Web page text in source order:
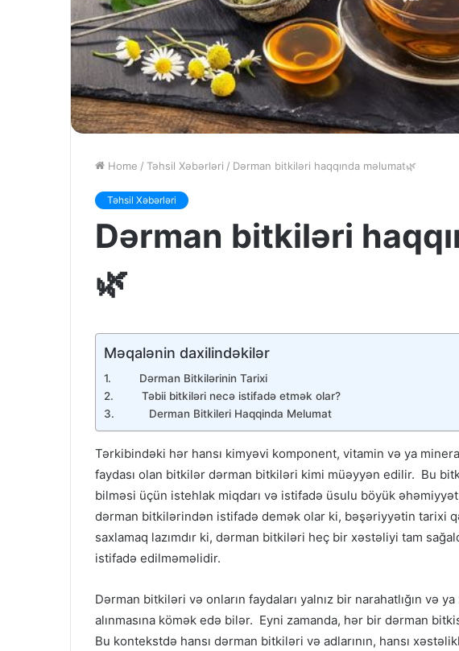
Home / Təhsil Xəbərləri / Dərman bitkiləri haqqında məlumat🌿
Təhsil Xəbərləri
Dərman bitkiləri
🌿
Məqalənin daxilindəkilər
Dərman Bitkilərinin Tarixi
Təbii bitkiləri necə istifadə etmək olar?
Derman Bitkileri Haqqinda Melumat
Tərkibindəki hər hansı kimyəvi komponent, vitamin və ya
faydası olan bitkilər dərman bitkiləri kimi müəyyən edilir. Bu
bilməsi üçün istehlak miqdarı və istifadə üsulu böyük
dərman bitkilərindən istifadə demək olar ki, bəşəriyyətin tarixi
saxlamaq lazımdır ki, dərman bitkiləri heç bir xəstəliyi tam
istifadə edilməməlidir.
Dərman bitkiləri və onların faydaları yalnız bir narahatlığın və
alınmasına kömək edə bilər. Eyni zamanda, hər bir dərman
Bu kontekstdə hansı dərman bitkiləri və adlarının, hansı